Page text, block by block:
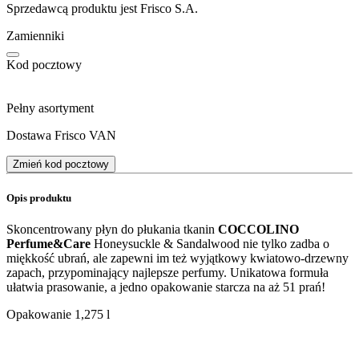
Sprzedawcą produktu jest Frisco S.A.
Zamienniki
Kod pocztowy
Pełny asortyment
Dostawa Frisco VAN
Zmień kod pocztowy
Opis produktu
Skoncentrowany płyn do płukania tkanin COCCOLINO
Perfume&Care Honeysuckle & Sandalwood nie tylko zadba o
miękkość ubrań, ale zapewni im też wyjątkowy kwiatowo-drzewny
zapach, przypominający najlepsze perfumy. Unikatowa formuła
ułatwia prasowanie, a jedno opakowanie starcza na aż 51 prań!
Opakowanie 1,275 l